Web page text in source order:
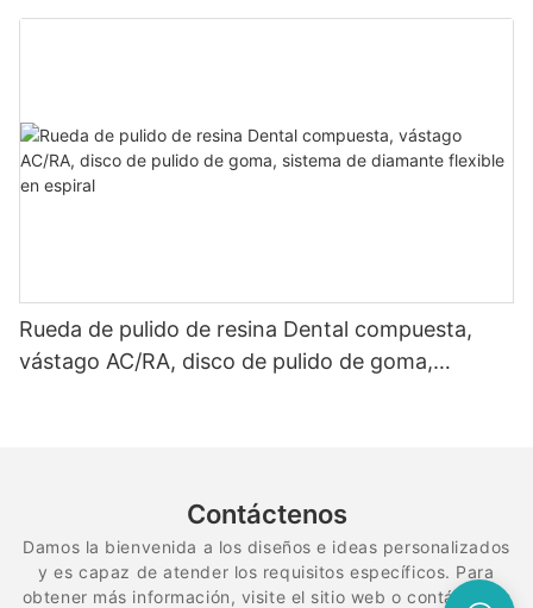
de tungsteno dental
Rueda de pulido de resina Dental compuesta,
vástago AC/RA, disco de pulido de goma,
Contáctenos
Damos la bienvenida a los diseños e ideas personalizados
y es capaz de atender los requisitos específicos. Para
obtener más información, visite el sitio web o contáctenos